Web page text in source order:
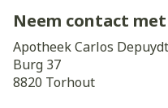
Neem contact
Apotheek Carlos Depuydt
Burg 37
8820 Torhout